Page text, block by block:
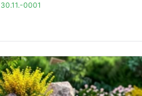
30.11.-0001